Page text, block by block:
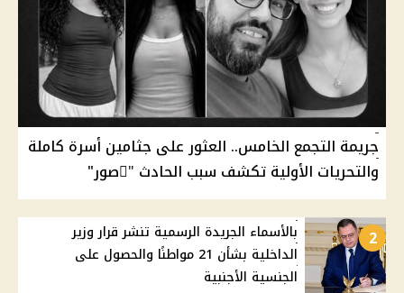
جريمة التجمع الخامس.. العثور على جثامين أسرة كاملة
والتحريات الأولية تكشف سبب الحادث "ًصور"
2
بالأسماء الجريدة الرسمية تنشر قرار وزير
الداخلية بشأن 21 مواطنًا والحصول على
الجنسية الأجنبية